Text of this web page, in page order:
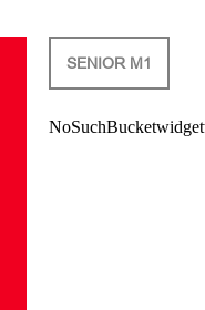
SENIOR M1